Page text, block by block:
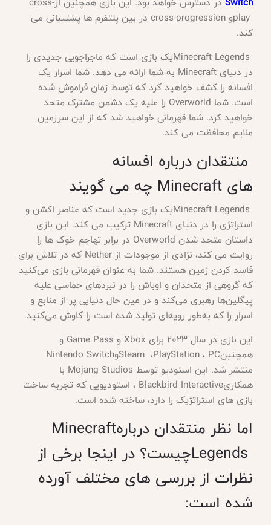
playو cross-progression در بین پلتفرم ها پشتیبانی می
کند.
Minecraft Legendsیک بازی است که ماجراجویی جدیدی را
در دنیای Minecraft به شما ارائه می دهد. شما اسرار یک
افسانه را کشف خواهید کرد که توسط زمان فراموش شده
است. شما Overworld را علیه یک دشمن مشترک متحد
خواهید کرد. شما قهرمانی خواهید شد که از این سرزمین
ملایم محافظت می کند.
منتقدان درباره افسانه
های Minecraft چه می گویند
Minecraft Legendsیک بازی جدید است که عناصر اکشن و
استراتژی را در دنیای Minecraft ترکیب می کند. این بازی
داستان متحد شدن Overworld در برابر تهاجم خوک ها را
روایت می کند، نژادی از موجودات ازNether که در تلاش برای
فاسد کردن زمین هستند. شما به عنوان قهرمانی بازی می‌کنید
که گروهی از متحدان و اوباش را در نبردهای حماسی علیه
پیگلین‌ها رهبری می‌کند و در عین حال دنیایی پر از منابع و
اسرار را که به‌طور رویه‌ای تولید شده است را کاوش می‌کنید.
این بازی در سال 2023 برای
Xboxو Game Pass و
همچنینPC ، PlayStation، SteamوNintendo Switch
منتشر شد. این استودیو توسط Mojang Studios با
همکاریBlackbird Interactive ، استودیویی که تجربه ساخت
بازی های استراتژیک را دارد، ساخته شده است.
اما نظر منتقدان دربارهMinecraft
Legendsچیست؟ در اینجا برخی از
نظرات از بررسی های مختلف آورده
شده است: